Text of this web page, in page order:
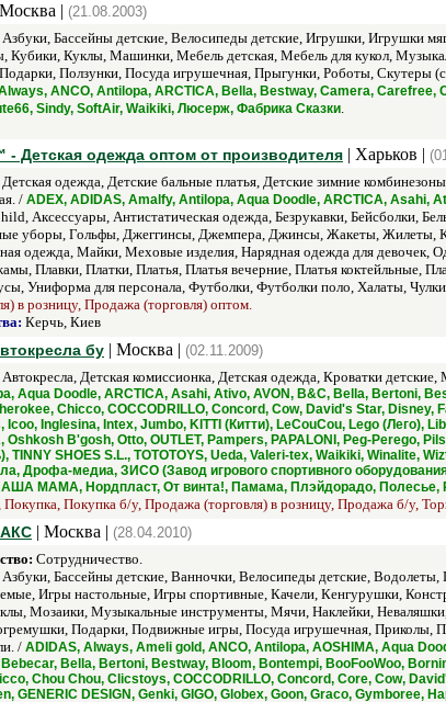
| (21.08.2003)
Азбуки, Бассейны детские, Велосипеды детские, Игрушки, Игрушки
Кубики, Куклы, Машинки, Мебель детская, Мебель для кукол,
Ползунки, Посуда игрушечная, Прыгунки, Роботы,
ANCO, Antilopa, ARCTICA, Bella, Bestway, Camera, Carefree,
Sindy, SoftAir, Waikiki, Люсерж, Фабрика Сказки.
Детская одежда оптом от производителя | Харьков |
Детская одежда, Детские бальные платья, Детские зимние
/ ADEX, ADIDAS, Amalfy, Antilopa, Aqua Doodle, ARCTICA, Asahi,
Аксессуары, Антистатическая одежда, Безрукавки, Бейсболки,
уборы, Гольфы, Джеггинсы, Джемпера, Джинсы, Жакеты, Жилеты,
одежда, Майки, Меховые изделия, Нарядная одежда для девочек,
Плавки, Платки, Платья, Платья вечерние, Платья коктейльные,
Униформа для персонала, Футболки, Футболки поло, Халаты,
в розницу, Продажа (торговля) оптом.
Керчь, Киев
бу | Москва | (02.11.2009)
Автокресла, Детская комиссионка, Детская одежда, Кроватки
Aqua Doodle, ARCTICA, Asahi, Ativo, AVON, B&C, Bella, Bertoni,
Chicco, COCCODRILLO, Concord, Cow, David's Star, Disney,
Icoo, Inglesina, Intex, Jumbo, KITTI (Китти), LeCouCou, Lego (Лего),
Oshkosh B'gosh, Otto, OUTLET, Pampers, PAPALONI, Peg-Perego,
TINNY SHOES S.L., TOTOTOYS, Ueda, Valeri-tex, Waikiki,
Дрофа-медиа, ЗИСО (Завод игрового спортивного
МАМА, Нордпласт, От винта!, Памама, Плэйдорадо, Полесье,
Покупка, Покупка б/у, Продажа (торговля) в розницу, Продажа б/у,
| Москва | (28.04.2010)
Сотрудничество.
Азбуки, Бассейны детские, Ванночки, Велосипеды детские,
Игры настольные, Игры спортивные, Качели, Кенгурушки,
Мозаики, Музыкальные инструменты, Мячи, Наклейки,
Подарки, Подвижные игры, Посуда игрушечная,
/ ADIDAS, Always, Ameli gold, ANCO, Antilopa, AOSHIMA, Aqua
Bella, Bertoni, Bestway, Bloom, Bontempi, BooFooWoo,
Chou Chou, Clicstoys, COCCODRILLO, Concord, Core, Cow,
GENERIC DESIGN, Genki, GIGO, Globex, Goon, Graco, Gymboree,